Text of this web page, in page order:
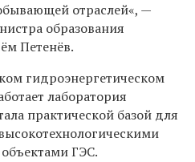
отраслей«, —
образования
Петенёв.
гидроэнергетическом
лаборатория
практической базой для
ГЭС.